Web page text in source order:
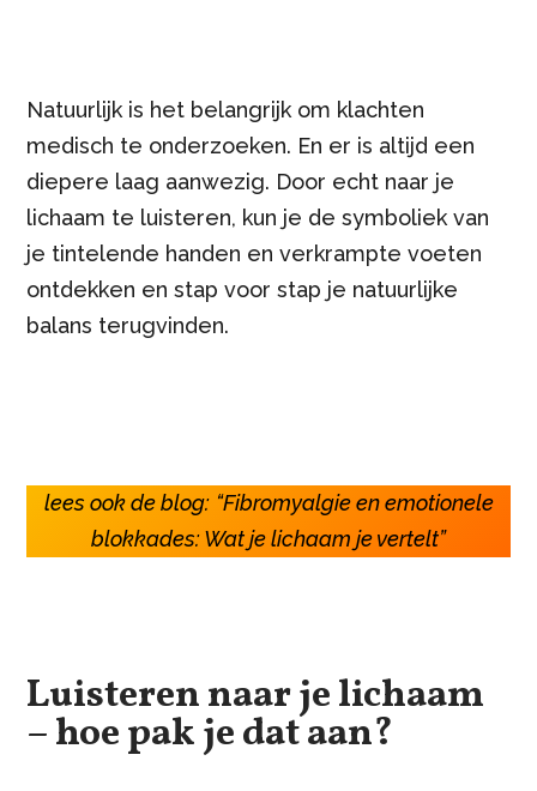
Natuurlijk is het belangrijk om klachten
medisch te onderzoeken. En er is altijd een
diepere laag aanwezig. Door echt naar je
lichaam te luisteren, kun je de symboliek van
je tintelende handen en verkrampte voeten
ontdekken en stap voor stap je natuurlijke
balans terugvinden.
lees ook de blog: “Fibromyalgie en emotionele
blokkades: Wat je lichaam je vertelt”
Luisteren naar je lichaam
– hoe pak je dat aan?